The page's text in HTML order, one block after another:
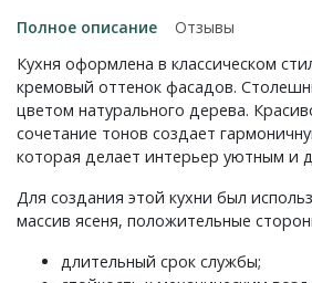
Полное описание
Отзывы
Кухня оформлена в классическом
кремовый оттенок фасадов.
цветом натурального дерева.
сочетание тонов создает
которая делает интерьер уютным и
Для создания этой кухни был
массив ясеня, положительные
длительный срок службы;